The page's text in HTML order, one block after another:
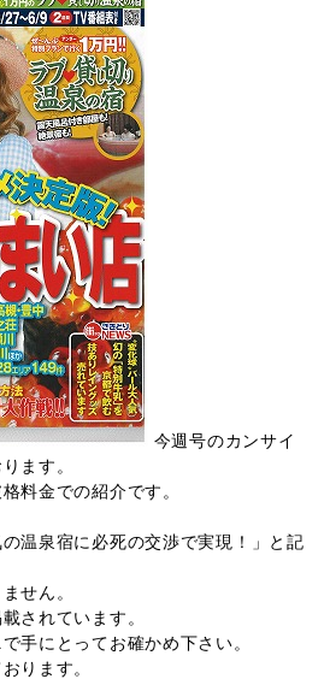
今週号のカンサイ
ます。
料金での紹介です。
の温泉宿に必死の交渉で実現！」と記
せん。
されています。
手にとってお確かめ下さい。
ります。